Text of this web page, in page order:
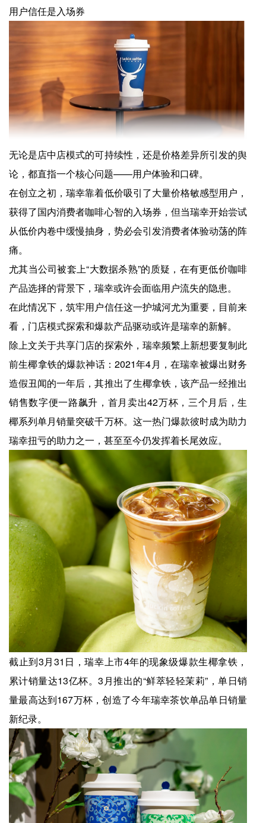
用户信任是入场券
无论是店中店模式的可持续性，还是价格差异所引发的舆
论，都直指一个核心问题——用户体验和口碑。
在创立之初，瑞幸靠着低价吸引了大量价格敏感型用户，
获得了国内消费者咖啡心智的入场券，但当瑞幸开始尝试
从低价内卷中缓慢抽身，势必会引发消费者体验动荡的阵
痛。
尤其当公司被套上“大数据杀熟”的质疑，在有更低价咖啡
产品选择的背景下，瑞幸或许会面临用户流失的隐患。
在此情况下，筑牢用户信任这一护城河尤为重要，目前来
看，门店模式探索和爆款产品驱动或许是瑞幸的新解。
除上文关于共享门店的探索外，瑞幸频繁上新想要复制此
前生椰拿铁的爆款神话：2021年4月，在瑞幸被爆出财务
造假丑闻的一年后，其推出了生椰拿铁，该产品一经推出
销售数字便一路飙升，首月卖出42万杯，三个月后，生
椰系列单月销量突破千万杯。这一热门爆款彼时成为助力
瑞幸扭亏的助力之一，甚至至今仍发挥着长尾效应。
截止到3月31日，瑞幸上市4年的现象级爆款生椰拿铁，
累计销量达13亿杯。3月推出的“鲜萃轻轻茉莉”，单日销
量最高达到167万杯，创造了今年瑞幸茶饮单品单日销量
新纪录。